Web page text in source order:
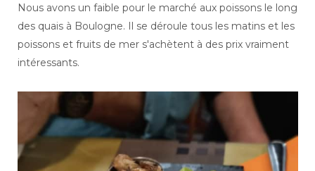
Nous avons un faible pour le marché aux poissons le long
des quais à Boulogne. Il se déroule tous les matins et les
poissons et fruits de mer s'achètent à des prix vraiment
intéressants.